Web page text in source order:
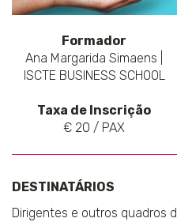
Formador
Ana Margarida Simaens |
ISCTE BUSINESS SCHOOL
Taxa de Inscrição
€ 20 / PAX
DESTINATÁRIOS
Dirigentes e outros quadros